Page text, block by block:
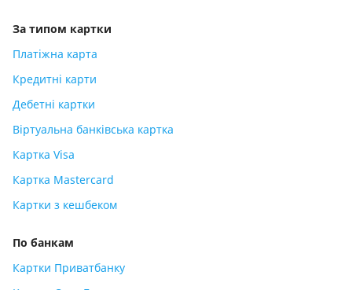
За типом картки
Платіжна карта
Кредитні карти
Дебетні картки
Віртуальна банківська картка
Картка Visa
Картка Mastercard
Картки з кешбеком
По банкам
Картки Приватбанку